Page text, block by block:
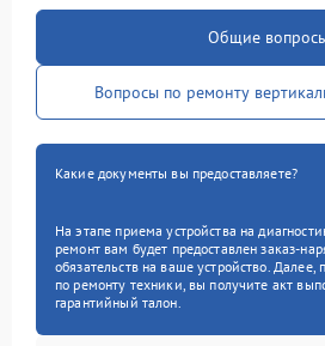
Общие
Вопросы по ремонту
Какие документы вы предоставляете?
На этапе приема устройства на
ремонт вам будет предоставлен заказ-
обязательств на ваше устройство. Далее,
по ремонту техники, вы получите акт
гарантийный талон.